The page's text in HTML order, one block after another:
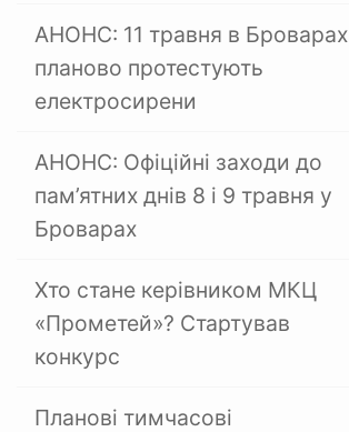
АНОНС: 11 травня в Броварах
планово протестують
електросирени
АНОНС: Офіційні заходи до
пам’ятних днів 8 і 9 травня у
Броварах
Хто стане керівником МКЦ
«Прометей»? Стартував
конкурс
Планові тимчасові